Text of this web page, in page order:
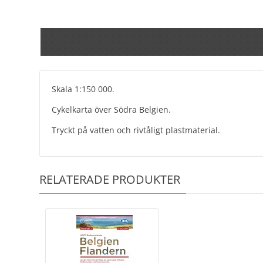
Skala 1:150 000.
Cykelkarta över Södra Belgien.
Tryckt på vatten och rivtåligt plastmaterial.
RELATERADE PRODUKTER